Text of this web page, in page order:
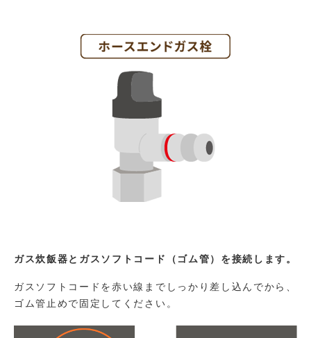
ガス炊飯器とガスソフトコード（ゴム管）を接続します。
ガスソフトコードを赤い線までしっかり差し込んでから、
ゴム管止めで固定してください。